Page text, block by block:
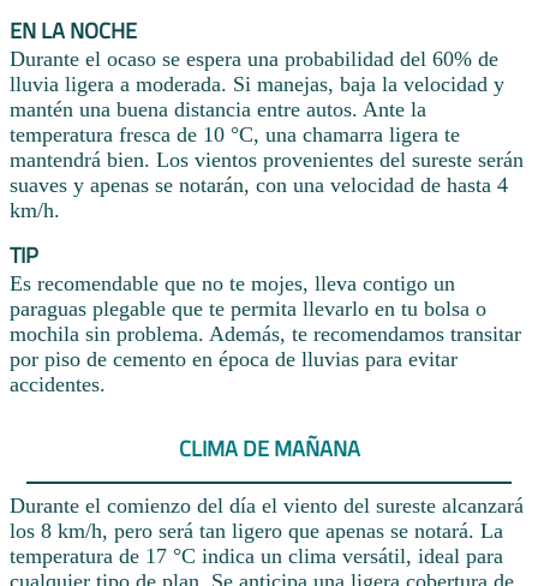
EN LA NOCHE
Durante el ocaso se espera una probabilidad del 60% de
lluvia ligera a moderada. Si manejas, baja la velocidad y
mantén una buena distancia entre autos. Ante la
temperatura fresca de 10 °C, una chamarra ligera te
mantendrá bien. Los vientos provenientes del sureste serán
suaves y apenas se notarán, con una velocidad de hasta 4
km/h.
TIP
Es recomendable que no te mojes, lleva contigo un
paraguas plegable que te permita llevarlo en tu bolsa o
mochila sin problema. Además, te recomendamos transitar
por piso de cemento en época de lluvias para evitar
accidentes.
CLIMA DE MAÑANA
Durante el comienzo del día el viento del sureste alcanzará
los 8 km/h, pero será tan ligero que apenas se notará. La
temperatura de 17 °C indica un clima versátil, ideal para